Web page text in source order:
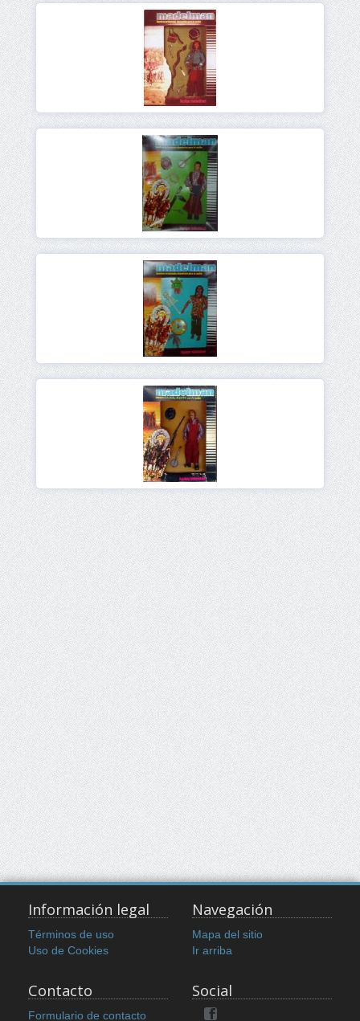
Ver
Ver
Ver
Ver
Información legal
Términos de uso
Uso de Cookies
Navegación
Mapa del sitio
Ir arriba
Contacto
Formulario de contacto
Social